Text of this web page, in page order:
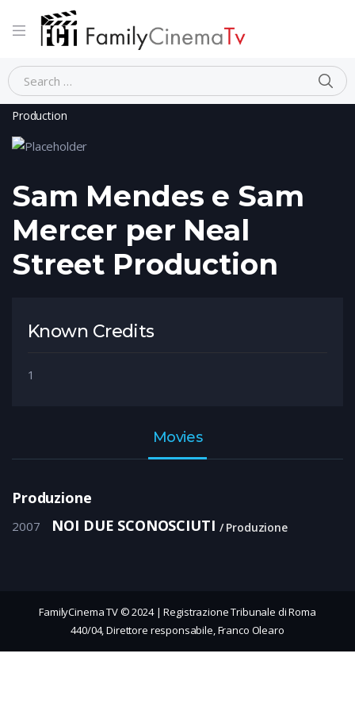
Home Person
Sam Mendes e Sam Mercer per Neal Street
Production
Sam Mendes e Sam
Mercer per Neal
Street Production
Known Credits
1
Movies
Produzione
2007 NOI DUE SCONOSCIUTI Produzione
FamilyCinema TV © 2024 | Registrazione Tribunale di Roma
440/04, Direttore responsabile, Franco Olearo